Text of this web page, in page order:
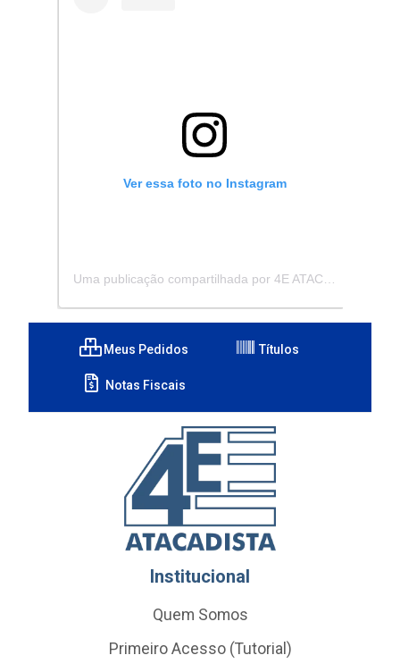
Ver essa foto no Instagram
Meus Pedidos Títulos
Notas Fiscais
Institucional
Quem Somos
Primeiro Acesso (Tutorial)